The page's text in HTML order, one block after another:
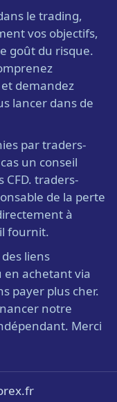
le trading,
vos objectifs,
goût du risque.
demandez
lancer dans de
par traders-
un conseil
traders-
de la perte
à
fournit.
liens
en achetant via
payer plus cher.
notre
Merci